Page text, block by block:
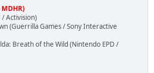
Activision)
(Guerrilla Games / Sony Interactive
Breath of the Wild (Nintendo EPD /